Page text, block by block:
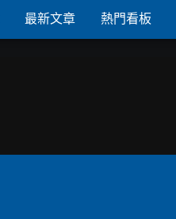
最新文章 熱門看板